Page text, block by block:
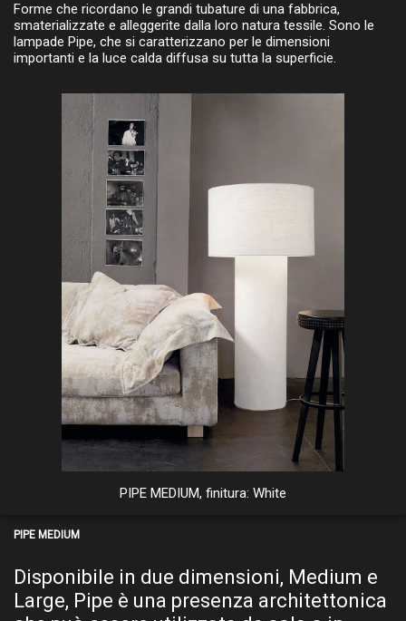
Forme che ricordano le grandi tubature di una fabbrica,
smaterializzate e alleggerite dalla loro natura tessile. Sono le
lampade Pipe, che si caratterizzano per le dimensioni
importanti e la luce calda diffusa su tutta la superficie.
PIPE MEDIUM e LARGE, finitura: Black
PIPE MEDIUM, finitura: White
PIPE MEDIUM
Disponibile in due dimensioni, Medium e
Large, Pipe è una presenza architettonica